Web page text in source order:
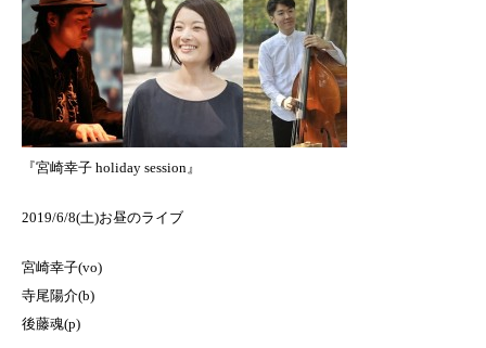
『宮崎幸子 holiday session』
2019/6/8(土)お昼のライブ
宮崎幸子(vo)
寺尾陽介(b)
後藤魂(p)